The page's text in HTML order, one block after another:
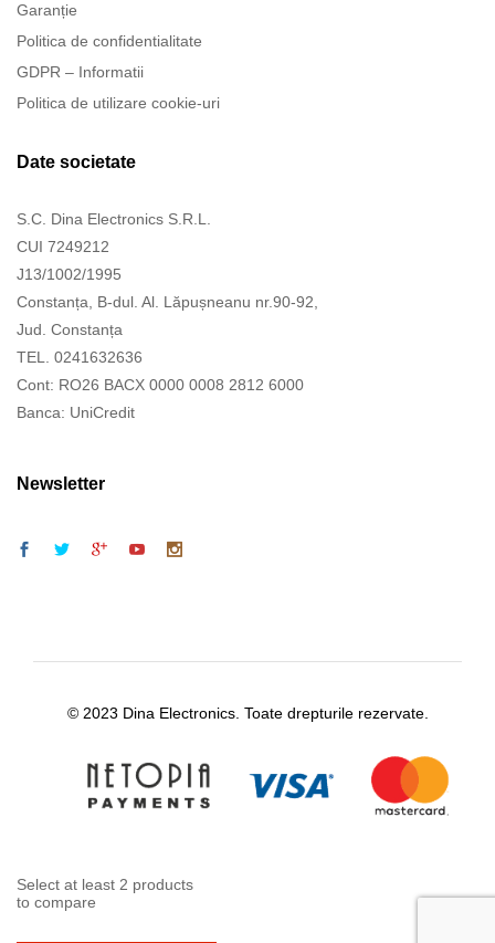
Garanție
Politica de confidentialitate
GDPR – Informatii
Politica de utilizare cookie-uri
Date societate
S.C. Dina Electronics S.R.L.
CUI 7249212
J13/1002/1995
Constanța, B-dul. Al. Lăpușneanu nr.90-92,
Jud. Constanța
TEL. 0241632636
Cont: RO26 BACX 0000 0008 2812 6000
Banca: UniCredit
Newsletter
© 2023 Dina Electronics. Toate drepturile rezervate.
Select at least 2 products
to compare